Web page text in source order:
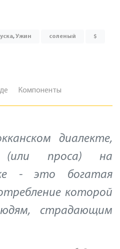
,Ужин соленый $
Компоненты
диалекте,
(или проса) на
- это богатая
которой
страдающим